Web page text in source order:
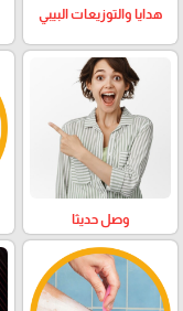
هدايا والتوزيعات البيبي
وصل حديثا